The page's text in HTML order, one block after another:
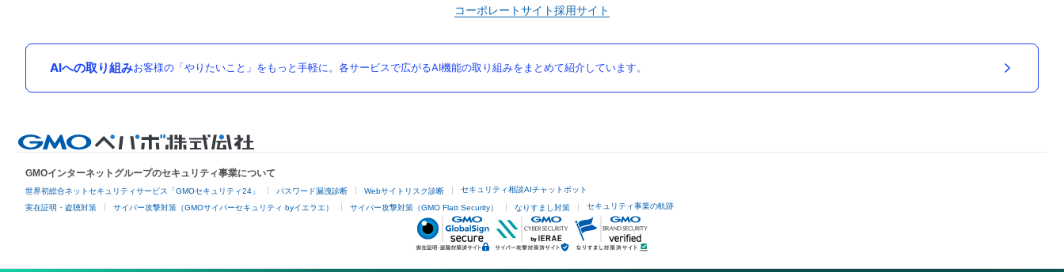
コーポレートサイト採用サイト
AIへの取り組みお客様の「やりたいこと」をもっと手軽に。各サービスで広がるAI機能の取り組みをまとめて紹介しています。
GMOインターネットグループのセキュリティ事業について
世界初総合ネットセキュリティサービス「GMOセキュリティ24」 パスワード漏洩診断 Webサイトリスク診断 セキュリティ相談AIチャットボット
実在証明・盗聴対策 サイバー攻撃対策（GMOサイバーセキュリティ byイエラエ） サイバー攻撃対策（GMO Flatt Security） なりすまし対策 セキュリティ事業の軌跡